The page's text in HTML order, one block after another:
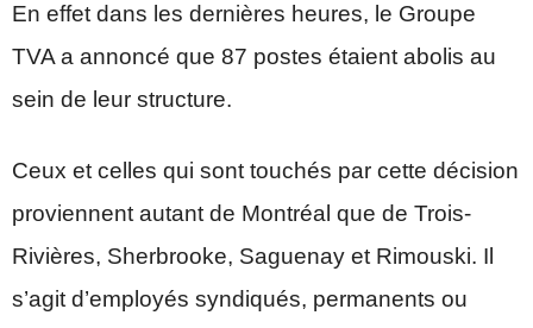
En effet dans les dernières heures, le Groupe
TVA a annoncé que 87 postes étaient abolis au
sein de leur structure.
Ceux et celles qui sont touchés par cette décision
proviennent autant de Montréal que de Trois-
Rivières, Sherbrooke, Saguenay et Rimouski. Il
s’agit d’employés syndiqués, permanents ou